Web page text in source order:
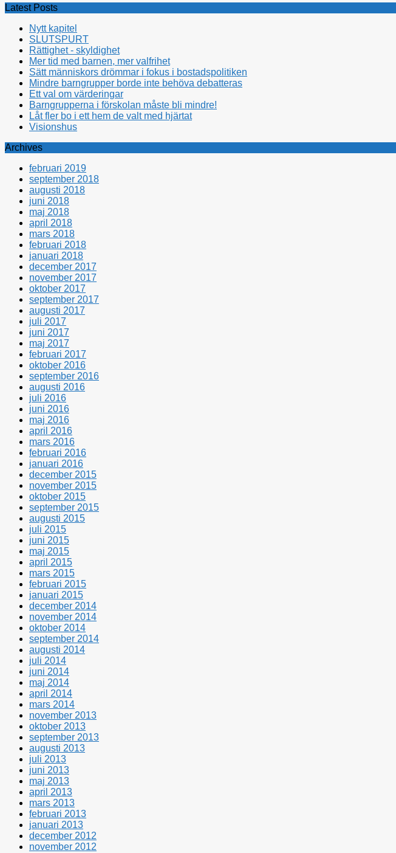
Latest Posts
Nytt kapitel
SLUTSPURT
Rättighet - skyldighet
Mer tid med barnen, mer valfrihet
Sätt människors drömmar i fokus i bostadspolitiken
Mindre barngrupper borde inte behöva debatteras
Ett val om värderingar
Barngrupperna i förskolan måste bli mindre!
Låt fler bo i ett hem de valt med hjärtat
Visionshus
Archives
februari 2019
september 2018
augusti 2018
juni 2018
maj 2018
april 2018
mars 2018
februari 2018
januari 2018
december 2017
november 2017
oktober 2017
september 2017
augusti 2017
juli 2017
juni 2017
maj 2017
februari 2017
oktober 2016
september 2016
augusti 2016
juli 2016
juni 2016
maj 2016
april 2016
mars 2016
februari 2016
januari 2016
december 2015
november 2015
oktober 2015
september 2015
augusti 2015
juli 2015
juni 2015
maj 2015
april 2015
mars 2015
februari 2015
januari 2015
december 2014
november 2014
oktober 2014
september 2014
augusti 2014
juli 2014
juni 2014
maj 2014
april 2014
mars 2014
november 2013
oktober 2013
september 2013
augusti 2013
juli 2013
juni 2013
maj 2013
april 2013
mars 2013
februari 2013
januari 2013
december 2012
november 2012